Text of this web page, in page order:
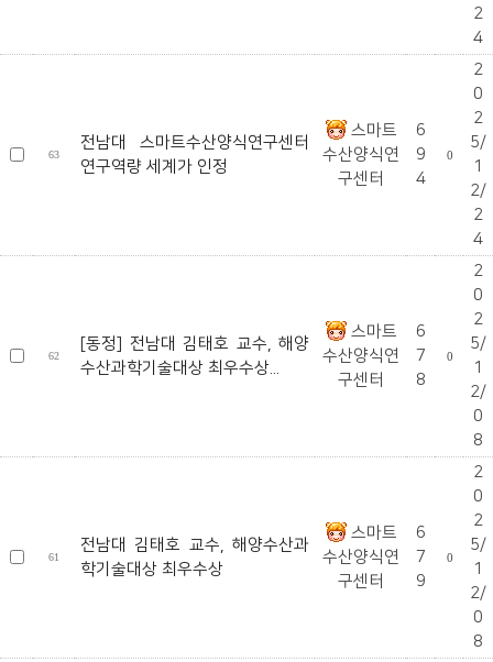
2
4
63
전남대 스마트수산양식연구센터
연구역량 세계가 인정
스마트
수산양식연
구센터
6
9
4
0
2
0
2
5/
1
2/
2
4
62
[동정] 전남대 김태호 교수, 해양
수산과학기술대상 최우수상...
스마트
수산양식연
구센터
6
7
8
0
2
0
2
5/
1
2/
0
8
61
전남대 김태호 교수, 해양수산과
학기술대상 최우수상
스마트
수산양식연
구센터
6
7
9
0
2
0
2
5/
1
2/
0
8